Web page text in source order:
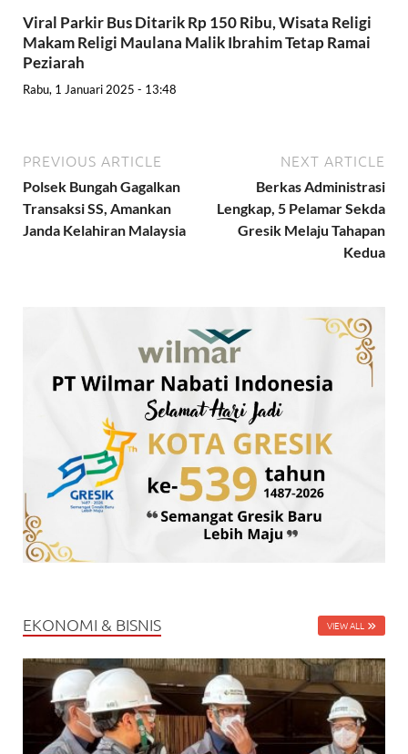
Viral Parkir Bus Ditarik Rp 150 Ribu, Wisata Religi
Makam Religi Maulana Malik Ibrahim Tetap Ramai
Peziarah
Rabu, 1 Januari 2025 - 13:48
PREVIOUS ARTICLE
Polsek Bungah Gagalkan
Transaksi SS, Amankan
Janda Kelahiran Malaysia
NEXT ARTICLE
Berkas Administrasi
Lengkap, 5 Pelamar Sekda
Gresik Melaju Tahapan
Kedua
EKONOMI & BISNIS VIEW ALL